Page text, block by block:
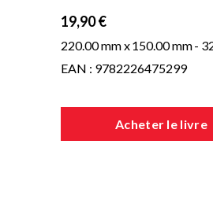
19,90 €
220.00 mm x150.00 mm-
EAN : 9782226475299
Acheter le livre